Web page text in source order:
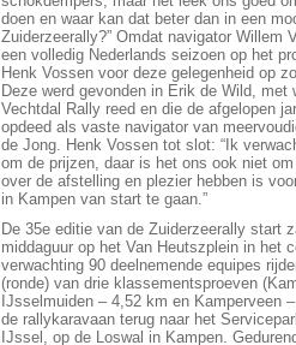
doen en waar kan dat beter dan in een
Zuiderzeerally?” Omdat navigator Willem
een volledig Nederlands seizoen op het
Henk Vossen voor deze gelegenheid op
Deze werd gevonden in Erik de Wild, met
Vechtdal Rally reed en die de afgelopen
opdeed als vaste navigator van
de Jong. Henk Vossen tot slot: “Ik
om de prijzen, daar is het ons ook niet
over de afstelling en plezier hebben is
in Kampen van start te gaan.”
De 35e editie van de Zuiderzeerally start
middaguur op het Van Heutszplein in het
verwachting 90 deelnemende equipes
(ronde) van drie klassementsproeven
IJsselmuiden – 4,52 km en Kamperveen
de rallykaravaan terug naar het
IJssel, op de Loswal in Kampen.